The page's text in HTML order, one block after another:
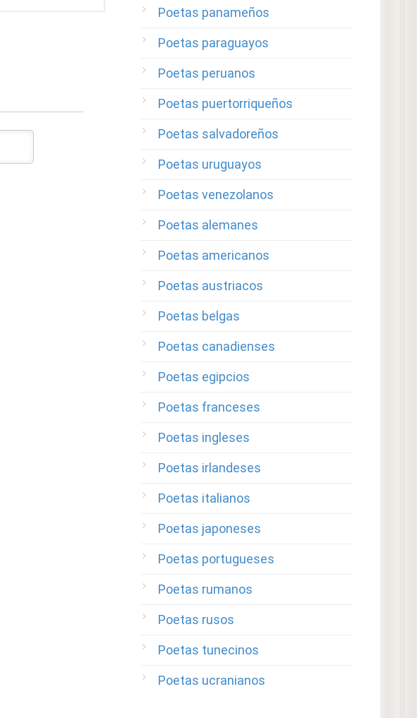
Poetas panameños
Poetas paraguayos
Poetas peruanos
Poetas puertorriqueños
Poetas salvadoreños
Poetas uruguayos
Poetas venezolanos
Poetas alemanes
Poetas americanos
Poetas austriacos
Poetas belgas
Poetas canadienses
Poetas egipcios
Poetas franceses
Poetas ingleses
Poetas irlandeses
Poetas italianos
Poetas japoneses
Poetas portugueses
Poetas rumanos
Poetas rusos
Poetas tunecinos
Poetas ucranianos